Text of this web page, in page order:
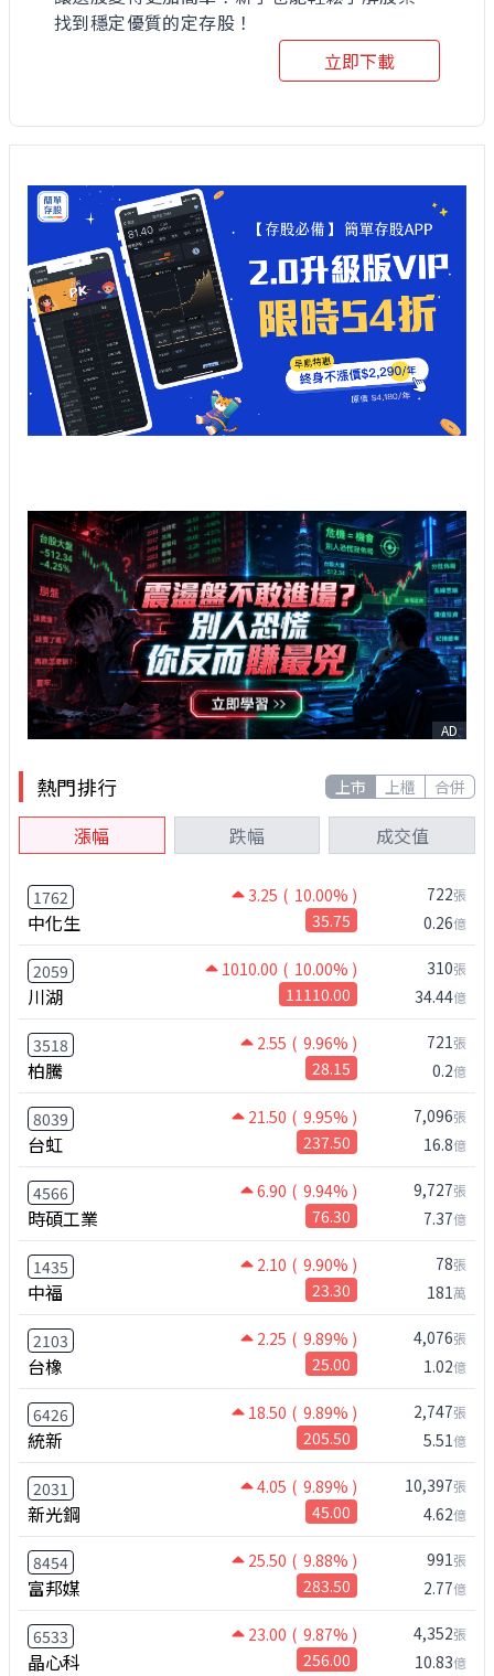
找到穩定優質的定存股！
立即下載
AD
熱門排行 上市 上櫃 合併
漲幅 跌幅 成交值
1762 3.25 ( 10.00% )
中化生 35.75
722張
0.26億
2059 1010.00 ( 10.00% )
川湖 11110.00
310張
34.44億
3518 2.55 ( 9.96% )
柏騰 28.15
721張
0.2億
8039 21.50 ( 9.95% )
台虹 237.50
7,096張
16.8億
4566 6.90 ( 9.94% )
時碩工業 76.30
9,727張
7.37億
1435 2.10 ( 9.90% )
中福 23.30
78張
181萬
2103 2.25 ( 9.89% )
台橡 25.00
4,076張
1.02億
6426 18.50 ( 9.89% )
統新 205.50
2,747張
5.51億
2031 4.05 ( 9.89% )
新光鋼 45.00
10,397張
4.62億
8454 25.50 ( 9.88% )
富邦媒 283.50
991張
2.77億
6533 23.00 ( 9.87% )
晶心科 256.00
4,352張
10.83億